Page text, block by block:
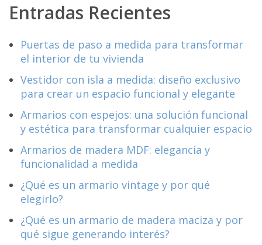
Entradas Recientes
Puertas de paso a medida para transformar
el interior de tu vivienda
Vestidor con isla a medida: diseño exclusivo
para crear un espacio funcional y elegante
Armarios con espejos: una solución funcional
y estética para transformar cualquier espacio
Armarios de madera MDF: elegancia y
funcionalidad a medida
¿Qué es un armario vintage y por qué
elegirlo?
¿Qué es un armario de madera maciza y por
qué sigue generando interés?